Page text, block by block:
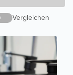
Vergleichen